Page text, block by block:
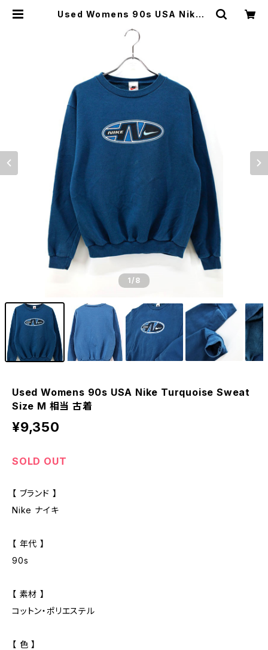
Used Womens 90s USA Nike T
着 | ear vintage&culture store
1/8
Used Womens 90s USA Nike Turquoise Sweat
Size M 相当 古着
¥9,350
SOLD OUT
【 ブランド 】
Nike ナイキ
【 年代 】
90s
【 素材 】
コットン・ポリエステル
【 色 】